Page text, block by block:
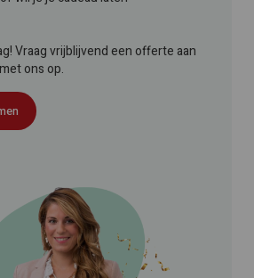
Vraag vrijblijvend een offerte aan
ons op.